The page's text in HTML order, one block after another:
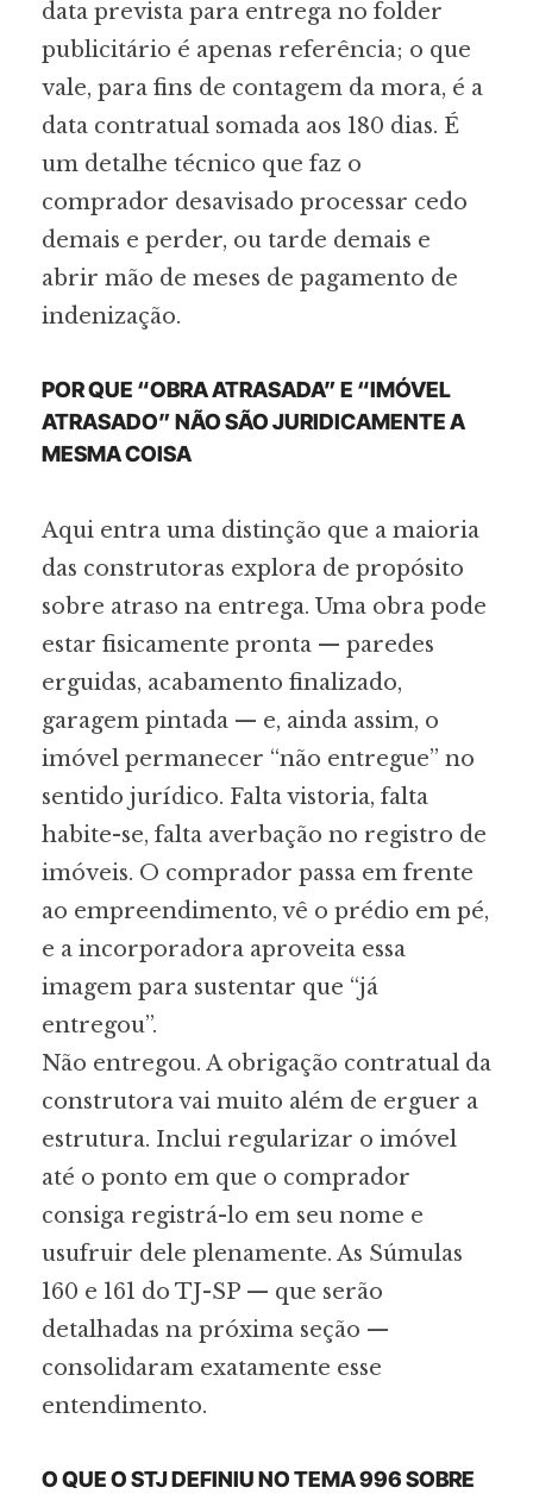
data prevista para entrega no folder
publicitário é apenas referência; o que
vale, para fins de contagem da mora, é a
data contratual somada aos 180 dias. É
um detalhe técnico que faz o
comprador desavisado processar cedo
demais e perder, ou tarde demais e
abrir mão de meses de pagamento de
indenização.
POR QUE “OBRA ATRASADA” E “IMÓVEL
ATRASADO” NÃO SÃO JURIDICAMENTE A
MESMA COISA
Aqui entra uma distinção que a maioria
das construtoras explora de propósito
sobre atraso na entrega. Uma obra pode
estar fisicamente pronta — paredes
erguidas, acabamento finalizado,
garagem pintada — e, ainda assim, o
imóvel permanecer “não entregue” no
sentido jurídico. Falta vistoria, falta
habite-se, falta averbação no registro de
imóveis. O comprador passa em frente
ao empreendimento, vê o prédio em pé,
e a incorporadora aproveita essa
imagem para sustentar que “já
entregou”.
Não entregou. A obrigação contratual da
construtora vai muito além de erguer a
estrutura. Inclui regularizar o imóvel
até o ponto em que o comprador
consiga registrá-lo em seu nome e
usufruir dele plenamente. As Súmulas
160 e 161 do TJ-SP — que serão
detalhadas na próxima seção —
consolidaram exatamente esse
entendimento.
O QUE O STJ DEFINIU NO TEMA 996 SOBRE